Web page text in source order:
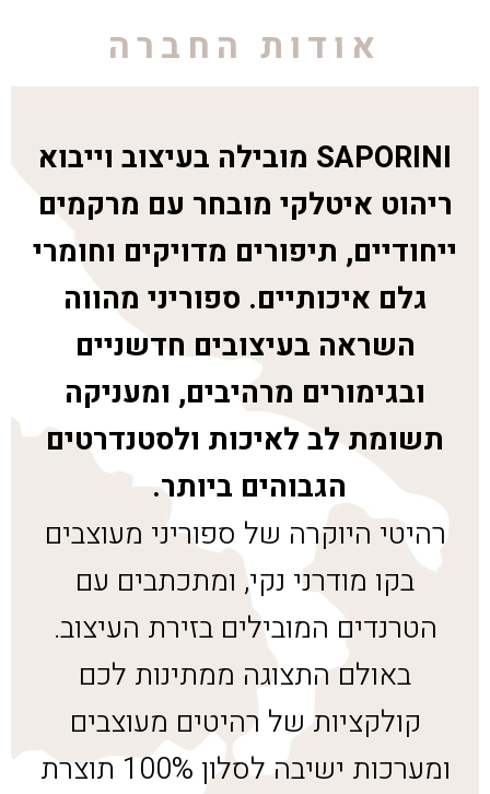
אודות החברה
SAPORINI מובילה בעיצוב וייבוא
ריהוט איטלקי מובחר עם מרקמים
ייחודיים, תיפורים מדויקים וחומרי
גלם איכותיים. ספוריני מהווה
השראה בעיצובים חדשניים
ובגימורים מרהיבים, ומעניקה
תשומת לב לאיכות ולסטנדרטים
הגבוהים ביותר.
רהיטי היוקרה של ספוריני מעוצבים
בקו מודרני נקי, ומתכתבים עם
הטרנדים המובילים בזירת העיצוב.
באולם התצוגה ממתינות לכם
קולקציות של רהיטים מעוצבים
ומערכות ישיבה לסלון 100% תוצרת